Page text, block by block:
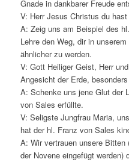
Gnade in dankbarer Freude
V: Herr Jesus Christus du
A: Zeig uns am Beispiel des
Lehre den Weg, dir in
ähnlicher zu werden.
V: Gott Heiliger Geist, Herr
Angesicht der Erde,
A: Schenke uns jene Glut der
von Sales erfüllte.
V: Seligste Jungfrau Maria,
hat der hl. Franz von Sales
A: Wir vertrauen unsere Bitten
der Novene eingefügt werden)